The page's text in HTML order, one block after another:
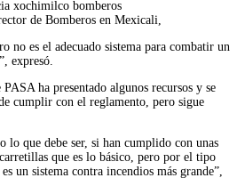
de Bomberos en Mexicali,
no es el adecuado sistema para combatir un
expresó.
ha presentado algunos recursos y se
cumplir con el reglamento, pero sigue
lo que debe ser, si han cumplido con unas
que es lo básico, pero por el tipo
un sistema contra incendios más grande”,